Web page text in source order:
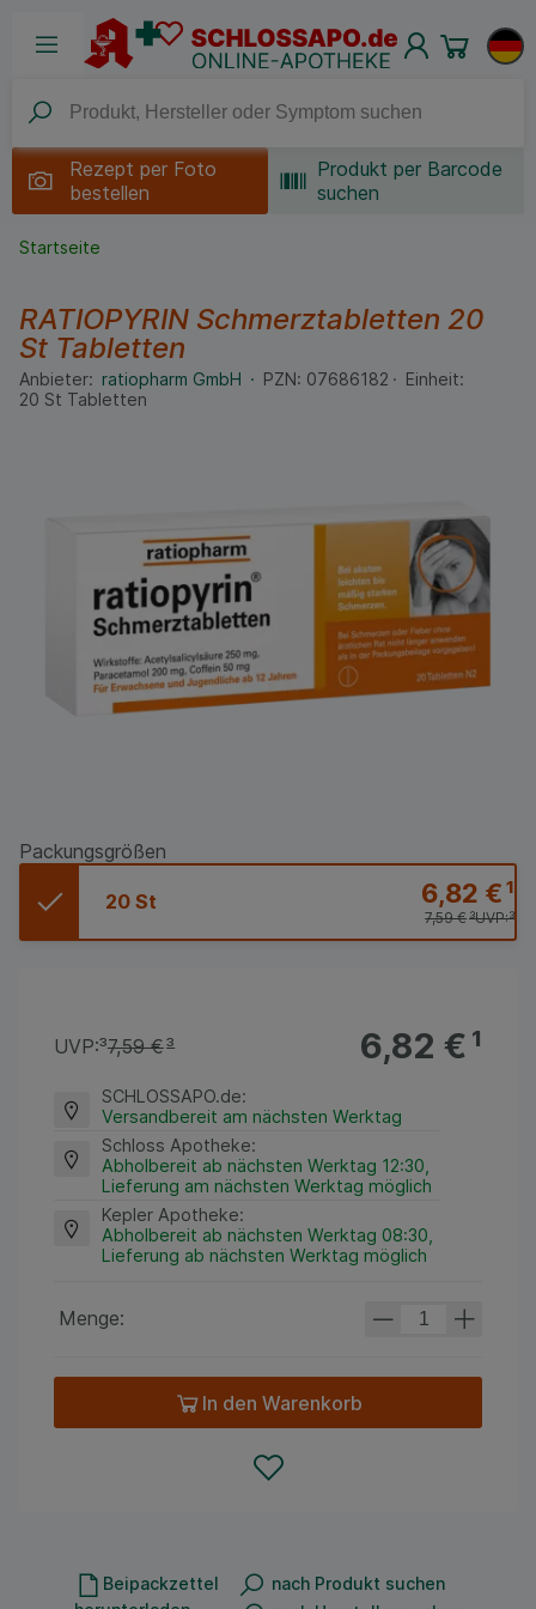
Rezept per Foto
bestellen
Produkt per Barcode
suchen
Startseite
RATIOPYRIN Schmerztabletten 20
St Tabletten
Anbieter: ratiopharm GmbH PZN: 07686182
Einheit:
20 St Tabletten
Packungsgrößen
20 St 6,82 €¹
UVP:³
7,59 €³
6,82 €¹
UVP:³7,59 €³
SCHLOSSAPO.de:
Versandbereit am nächsten Werktag
Schloss Apotheke:
Abholbereit ab nächsten Werktag 12:30,
Lieferung am nächsten Werktag möglich
Kepler Apotheke:
Abholbereit ab nächsten Werktag 08:30,
Lieferung ab nächsten Werktag möglich
Menge:
In den Warenkorb
Beipackzettel
nach Produkt suchen